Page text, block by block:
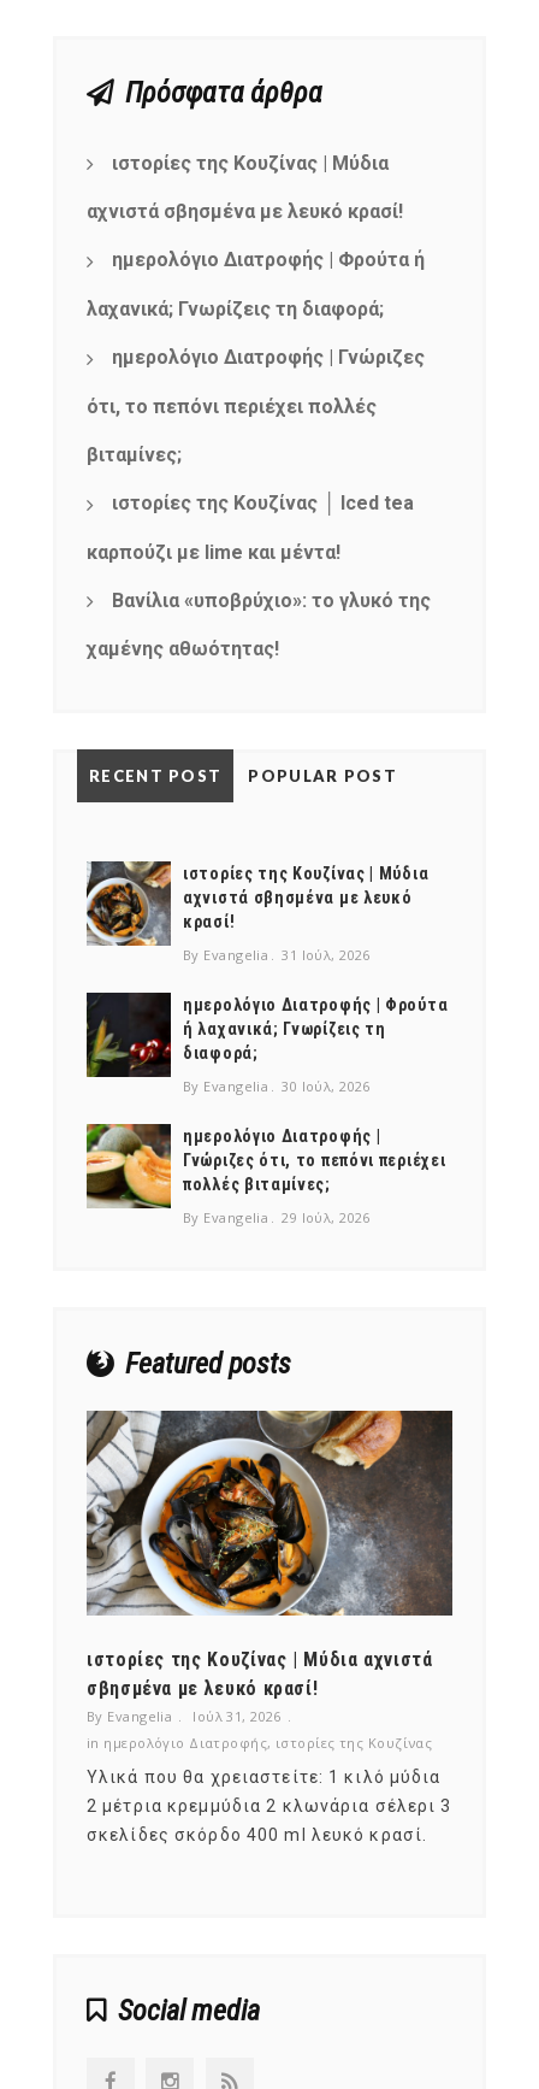
Πρόσφατα άρθρα
ιστορίες της Κουζίνας | Μύδια
αχνιστά σβησμένα με λευκό κρασί!
ημερολόγιο Διατροφής | Φρούτα ή
λαχανικά; Γνωρίζεις τη διαφορά;
ημερολόγιο Διατροφής | Γνώριζες
ότι, το πεπόνι περιέχει πολλές
βιταμίνες;
ιστορίες της Κουζίνας │ Iced tea
καρπούζι με lime και μέντα!
Βανίλια «υποβρύχιο»: το γλυκό της
χαμένης αθωότητας!
RECENT POST POPULAR POST
ιστορίες της Κουζίνας | Μύδια
αχνιστά σβησμένα με λευκό
κρασί!
By Evangelia 31 Ιούλ, 2026
ημερολόγιο Διατροφής | Φρούτα
ή λαχανικά; Γνωρίζεις τη
διαφορά;
By Evangelia 30 Ιούλ, 2026
ημερολόγιο Διατροφής |
Γνώριζες ότι, το πεπόνι περιέχει
πολλές βιταμίνες;
By Evangelia 29 Ιούλ, 2026
Featured posts
ιστορίες της Κουζίνας | Μύδια αχνιστά
σβησμένα με λευκό κρασί!
By Evangelia
Ιούλ 31, 2026
in ημερολόγιο Διατροφής, ιστορίες της Κουζίνας
Υλικά που θα χρειαστείτε: 1 κιλό μύδια
2 μέτρια κρεμμύδια 2 κλωνάρια σέλερι 3
σκελίδες σκόρδο 400 ml λευκό κρασί.
Social media